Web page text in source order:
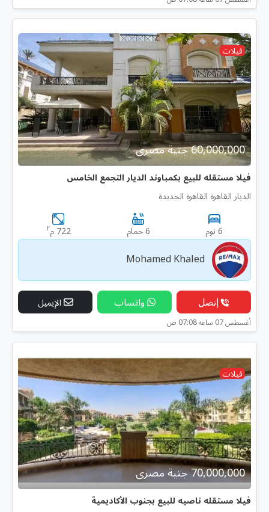
فيلات
60,000,000 جنية مصرى
فيلا مستقله للبيع بكمباوند الديار التجمع الخامس
الديار القاهرة القاهرة الجديدة
6 نوم 6 حمام 722 م ٢
Mohamed Khaled
إتصل واتساب الإيميل
أغسطس 07 ساعه 07:08 ص
فيلات
70,000,000 جنية مصرى
فيلا مستقله ناصيه للبيع بجنوب الأكاديمية